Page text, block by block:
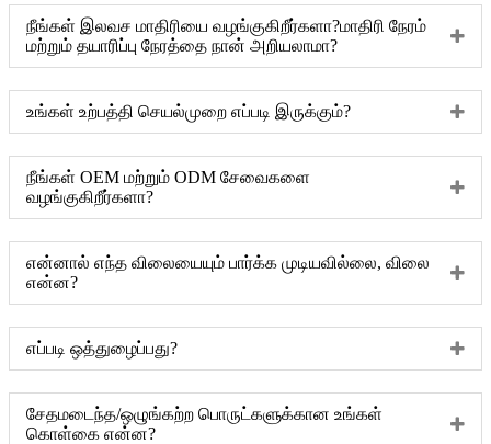
நீங்கள் இலவச மாதிரியை வழங்குகிறீர்களா?மாதிரி நேரம்
மற்றும் தயாரிப்பு நேரத்தை நான் அறியலாமா?
உங்கள் உற்பத்தி செயல்முறை எப்படி இருக்கும்?
நீங்கள் OEM மற்றும் ODM சேவைகளை
வழங்குகிறீர்களா?
என்னால் எந்த விலையையும் பார்க்க முடியவில்லை, விலை
என்ன?
எப்படி ஒத்துழைப்பது?
சேதமடைந்த/ஒழுங்கற்ற பொருட்களுக்கான உங்கள்
கொள்கை என்ன?